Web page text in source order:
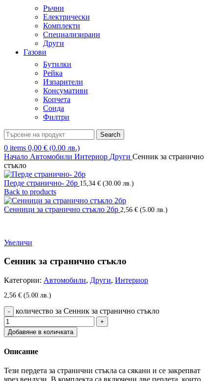
Ръчни
Електрически
Комплекти
Специализирани
Други
Газови
Бутилки
Рейка
Изпарители
Консумативи
Копчета
Сонда
Филтри
Search
0 items 0,00 € (0.00 лв.)
Начало Автомобили Интериор Други Сенник за странично
стъкло
Перде странично- 2бр 15,34 € (30.00 лв.)
Back to products
Сенници за странично стъкло 2бр 2,56 € (5.00 лв.)
Увеличи
Сенник за странично стъкло
Категории: Автомобили, Други, Интериор
2,56 € (5.00 лв.)
количество за Сенник за странично стъкло
Добавяне в количката
Описание
Тези пердета за странични стъкла са сякани и се закрепват